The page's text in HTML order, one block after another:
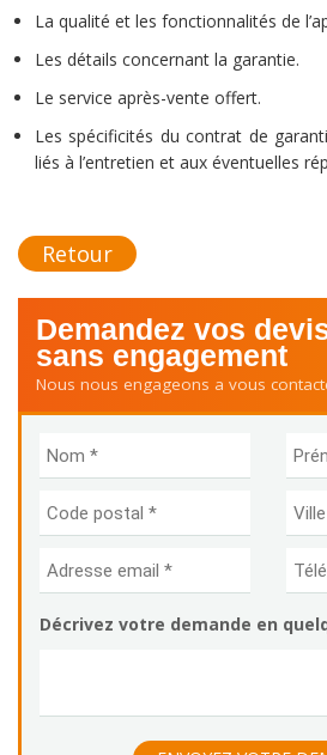
La qualité et les fonctionnalités de
Les détails concernant la garantie.
Le service après-vente offert.
Les spécificités du contrat de
liés à l’entretien et aux éventuelles
Retour